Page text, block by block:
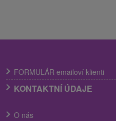
FORMULÁR emailoví klienti
KONTAKTNÍ ÚDAJE
O nás